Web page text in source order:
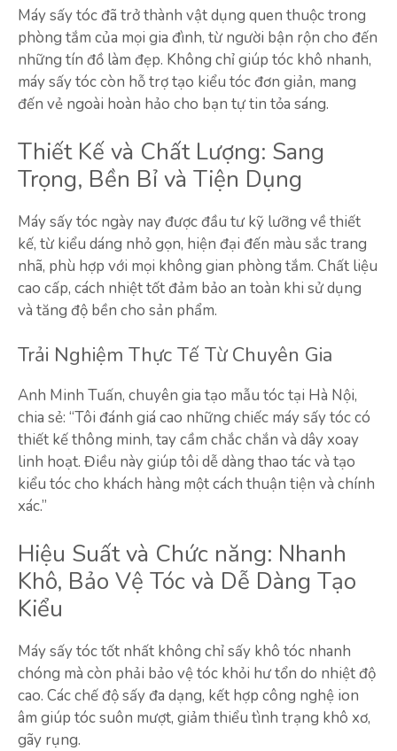
Máy sấy tóc đã trở thành vật dụng quen thuộc trong
phòng tắm của mọi gia đình, từ người bận rộn cho đến
những tín đồ làm đẹp. Không chỉ giúp tóc khô nhanh,
máy sấy tóc còn hỗ trợ tạo kiểu tóc đơn giản, mang
đến vẻ ngoài hoàn hảo cho bạn tự tin tỏa sáng.
Thiết Kế và Chất Lượng: Sang
Trọng, Bền Bỉ và Tiện Dụng
Máy sấy tóc ngày nay được đầu tư kỹ lưỡng về thiết
kế, từ kiểu dáng nhỏ gọn, hiện đại đến màu sắc trang
nhã, phù hợp với mọi không gian phòng tắm. Chất liệu
cao cấp, cách nhiệt tốt đảm bảo an toàn khi sử dụng
và tăng độ bền cho sản phẩm.
Trải Nghiệm Thực Tế Từ Chuyên Gia
Anh Minh Tuấn, chuyên gia tạo mẫu tóc tại Hà Nội,
chia sẻ: “Tôi đánh giá cao những chiếc máy sấy tóc có
thiết kế thông minh, tay cầm chắc chắn và dây xoay
linh hoạt. Điều này giúp tôi dễ dàng thao tác và tạo
kiểu tóc cho khách hàng một cách thuận tiện và chính
xác.”
Hiệu Suất và Chức năng: Nhanh
Khô, Bảo Vệ Tóc và Dễ Dàng Tạo
Kiểu
Máy sấy tóc tốt nhất không chỉ sấy khô tóc nhanh
chóng mà còn phải bảo vệ tóc khỏi hư tổn do nhiệt độ
cao. Các chế độ sấy đa dạng, kết hợp công nghệ ion
âm giúp tóc suôn mượt, giảm thiểu tình trạng khô xơ,
gãy rụng.